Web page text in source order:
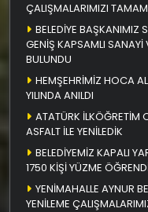
ÇALIŞMALARIMIZI
BELEDİYE BAŞKANIMIZ
GENİŞ KAPSAMLI SANAYİ
BULUNDU
HEMŞEHRİMİZ HOCA
YILINDA ANILDI
ATATÜRK İLKÖĞRETİM
ASFALT İLE YENİLEDİK
BELEDİYEMİZ KAPALI
1750 KİŞİ YÜZME
YENİMAHALLE AYNUR
YENİLEME